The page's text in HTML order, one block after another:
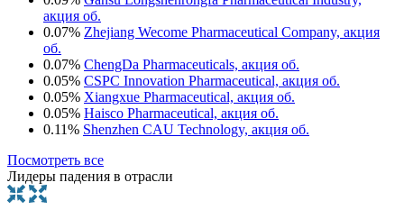
акция об.
0.07% Zhejiang Wecome Pharmaceutical Company, акция
об.
0.07% ChengDa Pharmaceuticals, акция об.
0.05% CSPC Innovation Pharmaceutical, акция об.
0.05% Xiangxue Pharmaceutical, акция об.
0.05% Haisco Pharmaceutical, акция об.
0.11% Shenzhen CAU Technology, акция об.
Посмотреть все
Лидеры падения в отрасли